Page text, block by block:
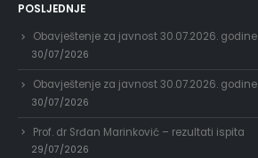
POSLJEDNJE
Obavještenje za javnost 30.07.2026. godine
30/07/2026
Obavještenje za javnost 30.07.2026. godine
30/07/2026
Prof. dr Srđan Marinković – rezultati ispita
29/07/2026